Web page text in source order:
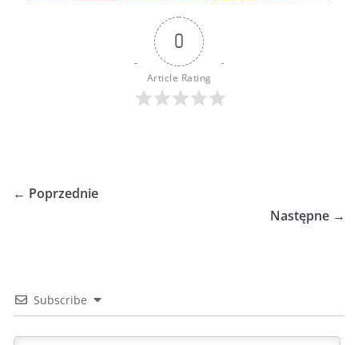
0
Article Rating
← Poprzednie
Następne →
Subscribe